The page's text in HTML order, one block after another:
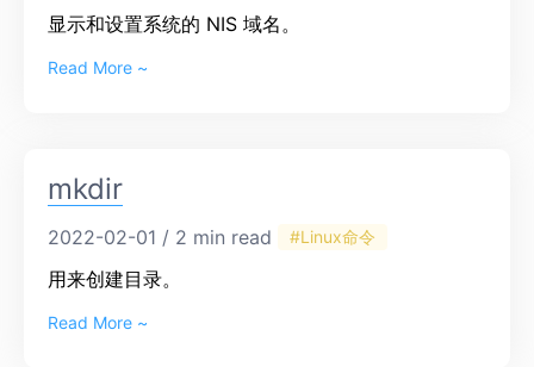
显示和设置系统的 NIS 域名。
Read More ~
mkdir
2022-02-01 / 2 min read #Linux命令
用来创建目录。
Read More ~